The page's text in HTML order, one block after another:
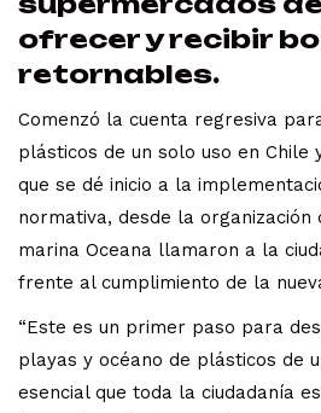
ofrecer y recibir
retornables.
Comenzó la cuenta regresiva
plásticos de un solo uso en Chile
que se dé inicio a la
normativa, desde la organización
marina Oceana llamaron a la
frente al cumplimiento de la
“Este es un primer paso para
playas y océano de plásticos de
esencial que toda la ciudadanía